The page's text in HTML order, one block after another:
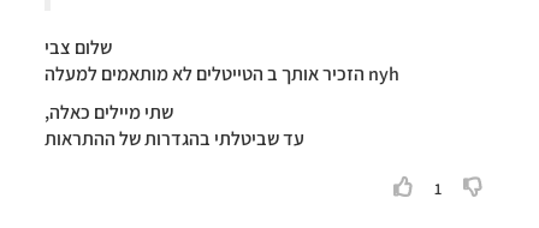
שלום צבי
nyh הזכיר אותך ב הטייטלים לא מותאמים למעלה
שתי מיילים כאלה,
עד שביטלתי בהגדרות של ההתראות
1